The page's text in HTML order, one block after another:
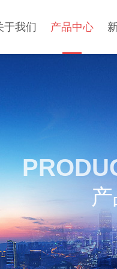
于我们 产品中心